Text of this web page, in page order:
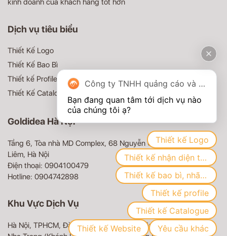
Dịch vụ tiêu biểu
Thiết Kế Logo
Thiết Kế Bao Bì
Thiết kế Profile
Thiết Kế Catalogue
Goldidea Hà Nội
Tầng 6, Tòa nhà MD Complex, 68 Nguyễn Cơ Thạch, Nam Từ
Liêm, Hà Nội
Điện thoại: 0904100479
Hotline: 0904742898
Khu Vực Dịch Vụ
Hà Nội, TPHCM, Đà Nẵng, Bình Dương, Biên Hòa (Đồng Nai),
Công ty TNHH quảng cáo và truyền thông Goldidea
Bạn đang quan tâm tới dịch vụ nào
Thiết kế Logo
Thiết kế nhận diện thương hiệu
Thiết kế bao bì, nhãn mác
Thiết kế profile
Thiết kế Catalogue
Thiết kế Website
Yêu cầu khác